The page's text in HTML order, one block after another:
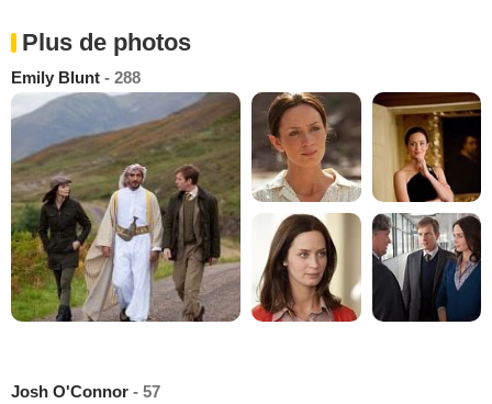
Plus de photos
Emily Blunt - 288
Josh O'Connor - 57